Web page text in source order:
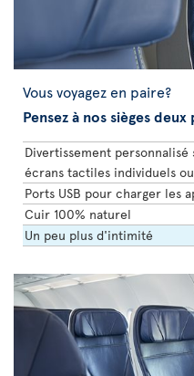
Vous voyagez en paire?
Pensez à nos sièges
Divertissement personnalisé
écrans tactiles individuels
Ports USB pour charger les
Cuir 100% naturel
Un peu plus d'intimité